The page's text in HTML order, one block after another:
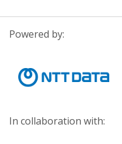
Powered by:
In collaboration with: